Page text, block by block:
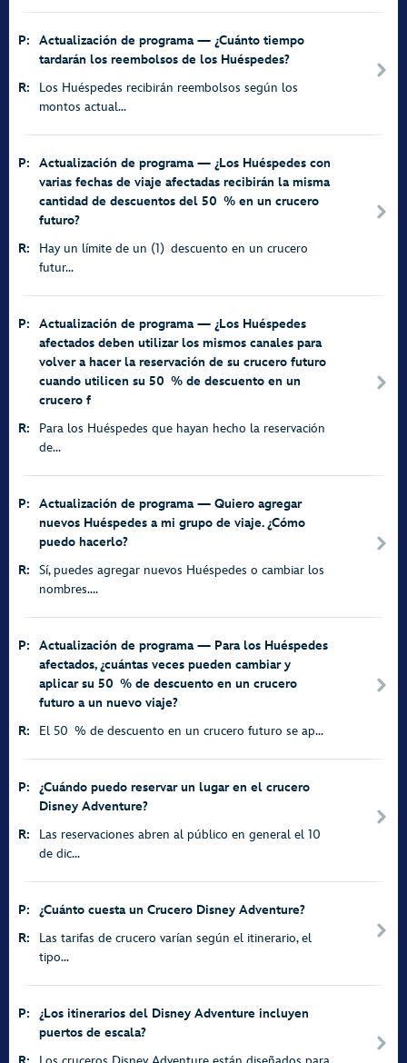
P:
Actualización de programa — ¿Cuánto tiempo
tardarán los reembolsos de los Huéspedes?
R:
Los Huéspedes recibirán reembolsos según los
montos actual...
P:
Actualización de programa — ¿Los Huéspedes con
varias fechas de viaje afectadas recibirán la misma
cantidad de descuentos del 50 % en un crucero
futuro?
R:
Hay un límite de un (1) descuento en un crucero
futur...
P:
Actualización de programa — ¿Los Huéspedes
afectados deben utilizar los mismos canales para
volver a hacer la reservación de su crucero futuro
cuando utilicen su 50 % de descuento en un
crucero f
R:
Para los Huéspedes que hayan hecho la reservación
de...
P:
Actualización de programa — Quiero agregar
nuevos Huéspedes a mi grupo de viaje. ¿Cómo
puedo hacerlo?
R:
Sí, puedes agregar nuevos Huéspedes o cambiar los
nombres....
P:
Actualización de programa — Para los Huéspedes
afectados, ¿cuántas veces pueden cambiar y
aplicar su 50 % de descuento en un crucero
futuro a un nuevo viaje?
R:
El 50 % de descuento en un crucero futuro se ap...
P:
¿Cuándo puedo reservar un lugar en el crucero
Disney Adventure?
R:
Las reservaciones abren al público en general el 10
de dic...
P:
¿Cuánto cuesta un Crucero Disney Adventure?
R:
Las tarifas de crucero varían según el itinerario, el
tipo...
P:
¿Los itinerarios del Disney Adventure incluyen
puertos de escala?